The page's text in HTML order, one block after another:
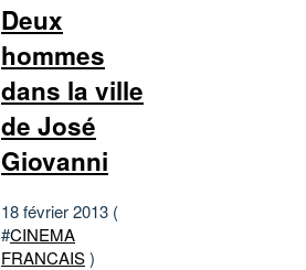
Deux
hommes
dans la ville
de José
Giovanni
18 février 2013 (
#CINEMA
FRANCAIS)